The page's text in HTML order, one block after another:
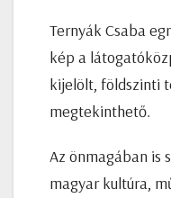
Ternyák Csaba
kép a
kijelölt, földszinti
megtekinthető.
Az önmagában is
magyar kultúra,